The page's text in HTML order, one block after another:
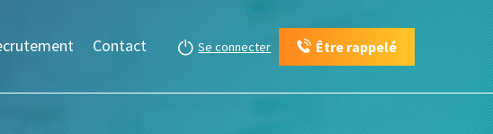
Contact Se connecter Être rappelé